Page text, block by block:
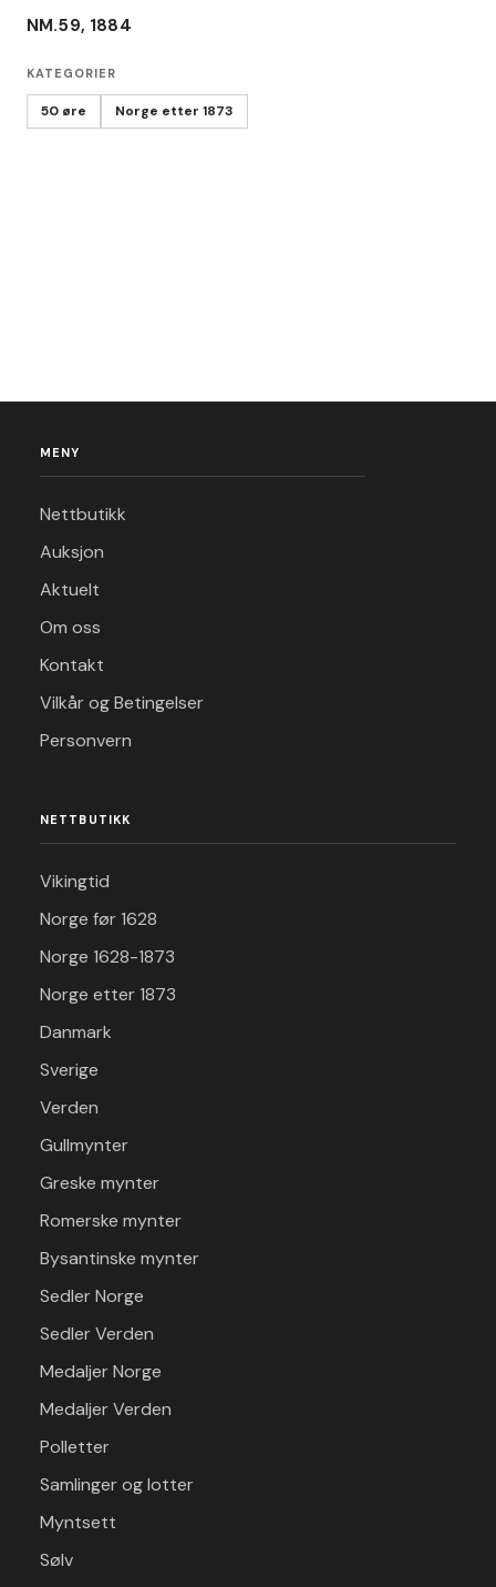
NM.59, 1884
KATEGORIER
50 øre Norge etter 1873
MENY
Nettbutikk
Auksjon
Aktuelt
Om oss
Kontakt
Vilkår og Betingelser
Personvern
NETTBUTIKK
Vikingtid
Norge før 1628
Norge 1628-1873
Norge etter 1873
Danmark
Sverige
Verden
Gullmynter
Greske mynter
Romerske mynter
Bysantinske mynter
Sedler Norge
Sedler Verden
Medaljer Norge
Medaljer Verden
Polletter
Samlinger og lotter
Myntsett
Sølv